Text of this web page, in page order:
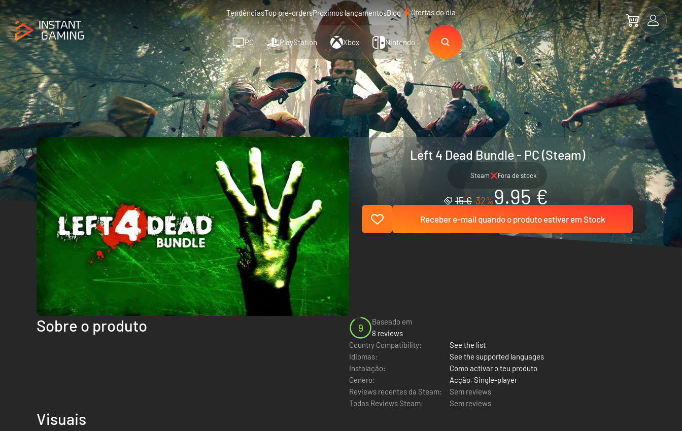
TendênciasTop pre-ordersPróximos lançamentosBlog Ofertas do dia
PC PlayStation Xbox Nintendo
Left 4 Dead Bundle - PC (Steam)
Steam Fora de stock
15 €-32%9.95 €
Receber e-mail quando o produto estiver em Stock
Sobre o produto 9
Baseado em
8 reviews
Country Compatibility:
See the list
Idiomas:
See the supported languages
Instalação:
Como activar o teu produto
Género:
Acção, Single-player
Reviews recentes da Steam:
Sem reviews
Todas Reviews Steam:
Sem reviews
Visuais